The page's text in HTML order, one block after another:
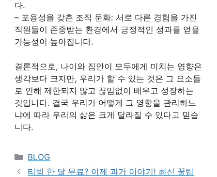
다.
– 포용성을 갖춘 조직 문화: 서로 다른 경험을 가진
직원들이 존중받는 환경에서 긍정적인 성과를 얻을
가능성이 높아집니다.
결론적으로, 나이와 집안이 모두에게 미치는 영향은
생각보다 크지만, 우리가 할 수 있는 것은 그 요소들
로 인해 제한되지 않고 끊임없이 배우고 성장하는
것입니다. 결국 우리가 어떻게 그 영향을 관리하느
냐에 따라 우리의 삶은 크게 달라질 수 있다고 믿습
니다.
Categories
BLOG
티빙 한 달 무료? 이제 과거 이야기! 최신 꿀팁